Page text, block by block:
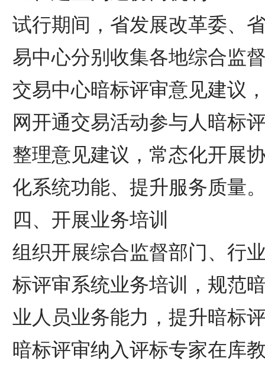
试行期间，省发展改革委、
易中心分别收集各地综合监
交易中心暗标评审意见建议
网开通交易活动参与人暗标
整理意见建议，常态化开展
化系统功能、提升服务质量
四、开展业务培训
组织开展综合监督部门、行
标评审系统业务培训，规范
业人员业务能力，提升暗标
暗标评审纳入评标专家在库